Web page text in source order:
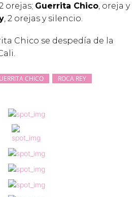
orejas; Guerrita Chico , oreja y
, 2 orejas y silencio.
Chico se despedía de la
CHICO ROCA REY